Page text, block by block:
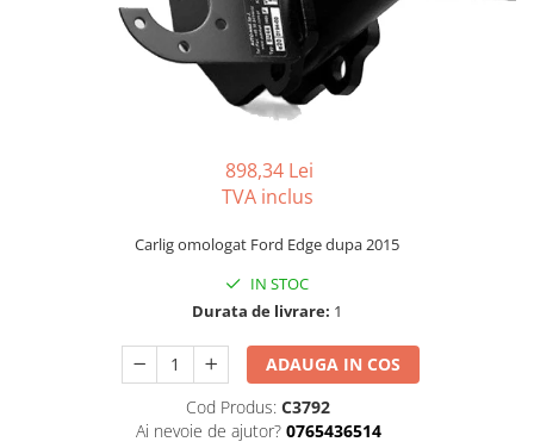
Carlige Citroen
898,34 Lei
TVA inclus
Carlig omologat Ford Edge dupa 2015
IN STOC
Durata de livrare: 1
ADAUGA IN COS
Cod Produs: C3792
Ai nevoie de ajutor? 0765436514